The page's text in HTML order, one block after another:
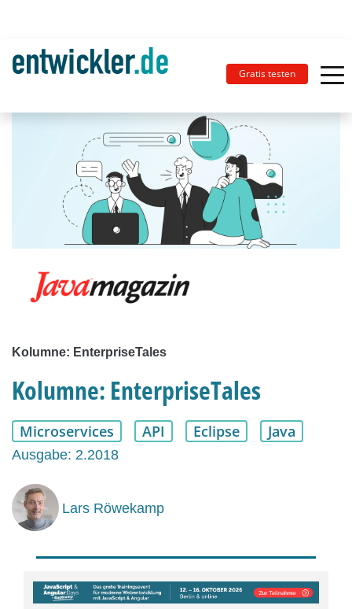
Gratis testen
Kolumne: EnterpriseTales
Kolumne: EnterpriseTales
Microservices API Eclipse Java
Ausgabe: 2.2018
Lars Röwekamp